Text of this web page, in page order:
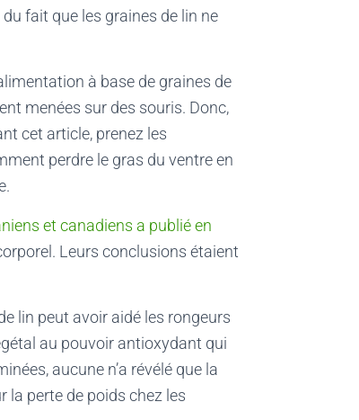
fait que les graines de lin ne
à base de graines de
menées sur des souris. Donc,
cet article, prenez les
perdre le gras du ventre en
et canadiens a publié en
Leurs conclusions étaient
lin peut avoir aidé les rongeurs
au pouvoir antioxydant qui
aucune n’a révélé que la
perte de poids chez les